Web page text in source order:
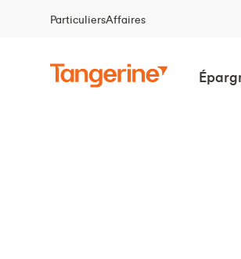
ParticuliersAffaires